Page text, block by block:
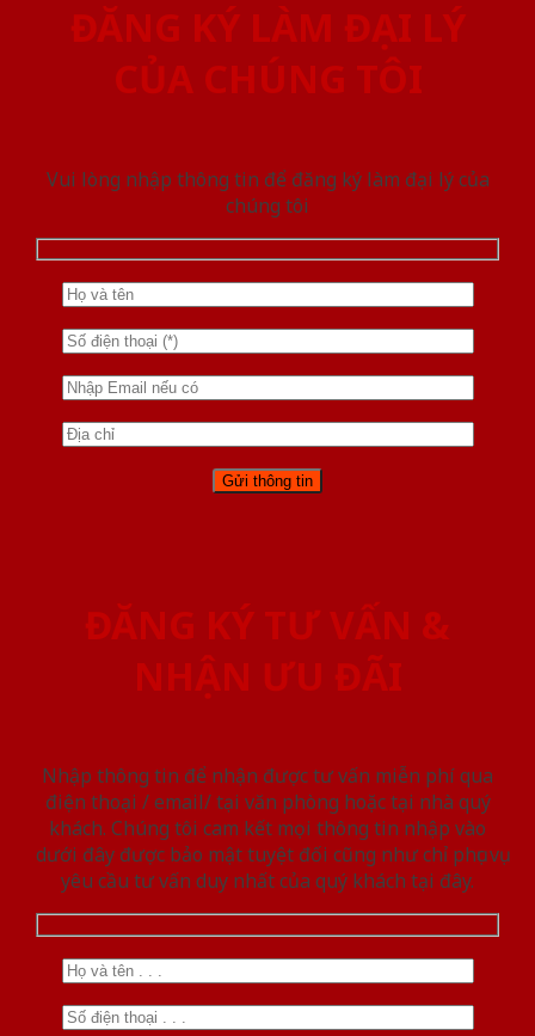
ĐĂNG KÝ LÀM ĐẠI LÝ
CỦA CHÚNG TÔI
Vui lòng nhập thông tin để đăng ký làm đại lý của
chúng tôi
ĐĂNG KÝ TƯ VẤN &
NHẬN ƯU ĐÃI
Nhập thông tin để nhận được tư vấn miễn phí qua
điện thoại / email/ tại văn phòng hoặc tại nhà quý
khách. Chúng tôi cam kết mọi thông tin nhập vào
dưới đây được bảo mật tuyệt đối cũng như chỉ phục vụ
yêu cầu tư vấn duy nhất của quý khách tại đây.